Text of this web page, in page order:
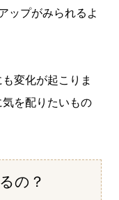
ップがみられるよ
変化が起こりま
を配りたいもの
の？